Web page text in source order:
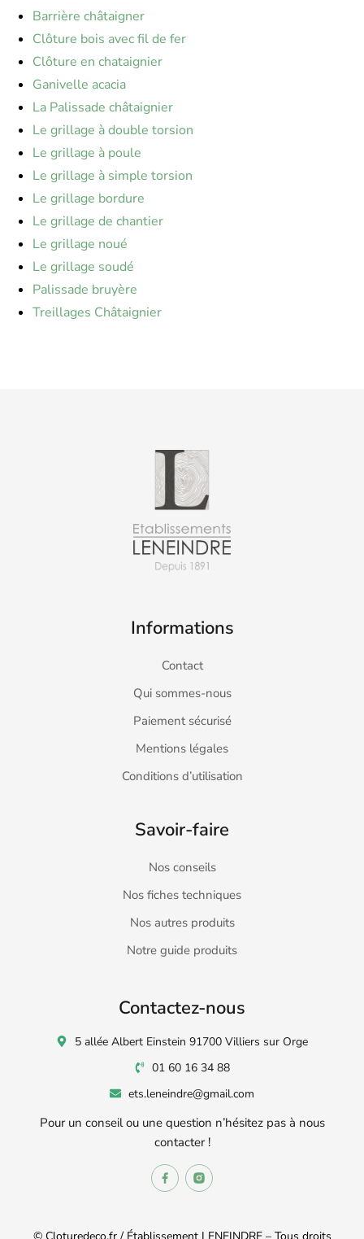
Barrière châtaigner
Clôture bois avec fil de fer
Clôture en chataignier
Ganivelle acacia
La Palissade châtaignier
Le grillage à double torsion
Le grillage à poule
Le grillage à simple torsion
Le grillage bordure
Le grillage de chantier
Le grillage noué
Le grillage soudé
Palissade bruyère
Treillages Châtaignier
Informations
Contact
Qui sommes-nous
Paiement sécurisé
Mentions légales
Conditions d’utilisation
Savoir-faire
Nos conseils
Nos fiches techniques
Nos autres produits
Notre guide produits
Contactez-nous
5 allée Albert Einstein 91700 Villiers sur Orge
01 60 16 34 88
ets.leneindre@gmail.com
Pour un conseil ou une question n’hésitez pas à nous
contacter !